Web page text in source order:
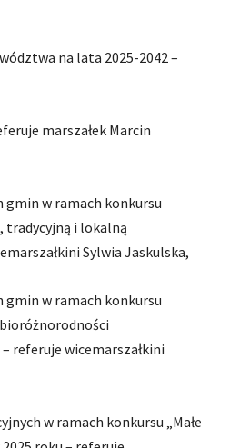
na lata 2025-2042 –
marszałek Marcin
gmin w ramach konkursu
tradycyjną i lokalną
Sylwia Jaskulska,
gmin w ramach konkursu
referuje wicemarszałkini
w ramach konkursu „Małe